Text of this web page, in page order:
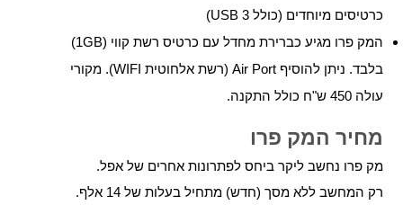
כרטיסים מיוחדים (כולל USB 3)
המק פרו מגיע כברירת מחדל עם כרטיס רשת קווי (1GB)
בלבד. ניתן להוסיף Air Port (רשת אלחוטית WIFI). מקורי
עולה 450 ש"ח כולל התקנה.
מחיר המק פרו
מק פרו נחשב ליקר ביחס לפתרונות אחרים של אפל.
רק המחשב ללא מסך (חדש) מתחיל בעלות של 14 אלף.